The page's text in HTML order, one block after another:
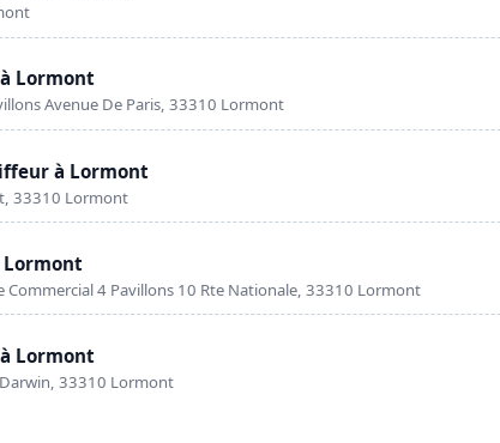
à Lormont
Avenue De Paris, 33310 Lormont
à Lormont
33310 Lormont
Lormont
Commercial 4 Pavillons 10 Rte Nationale, 33310 Lormont
à Lormont
33310 Lormont